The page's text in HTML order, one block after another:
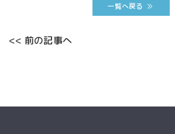
一覧へ戻る
<< 前の記事へ